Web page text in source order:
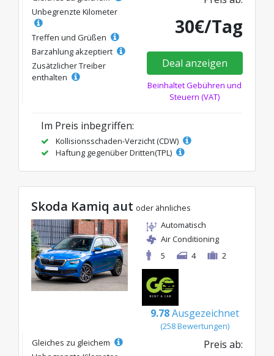
Unbegrenzte Kilometer
Treffen und Grüßen
Barzahlung akzeptiert
Zusätzlicher Treiber
enthalten
30€/Tag
Deal anzeigen
Beinhaltet Gebühren und
Steuern (VAT)
Im Preis inbegriffen:
Kollisionsschaden-Verzicht (CDW)
Haftung gegenüber Dritten(TPL)
Skoda Kamiq aut oder ähnliches
Automatisch
Air Conditioning
5
4 2
9.78 Ausgezeichnet
(258 Bewertungen)
Gleiches zu gleichem
Preis ab: